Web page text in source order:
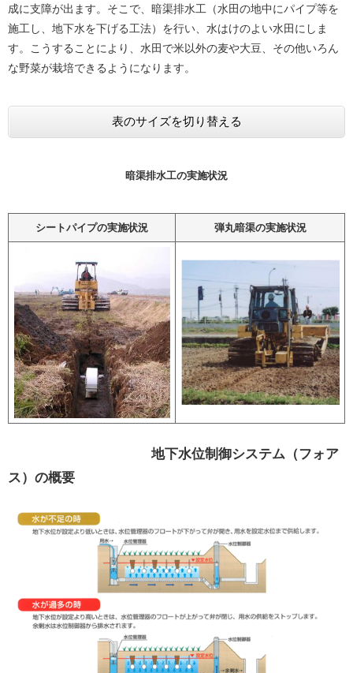
成に支障が出ます。そこで、暗渠排水工（水田の地中にパイプ等を
施工し、地下水を下げる工法）を行い、水はけのよい水田にしま
す。こうすることにより、水田で米以外の麦や大豆、その他いろん
な野菜が栽培できるようになります。
表のサイズを切り替える
暗渠排水工の実施状況
シートパイプの実施状況 弾丸暗渠の実施状況
地下水位制御システム（フォア
ス）の概要